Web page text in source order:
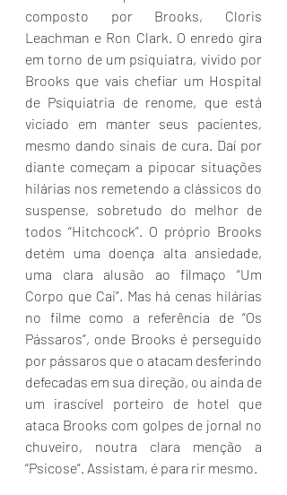
composto por Brooks, Cloris
Leachman e Ron Clark. O enredo gira
em torno de um psiquiatra, vivido por
Brooks que vais chefiar um Hospital
de Psiquiatria de renome, que está
viciado em manter seus pacientes,
mesmo dando sinais de cura. Daí por
diante começam a pipocar situações
hilárias nos remetendo a clássicos do
suspense, sobretudo do melhor de
todos “Hitchcock”. O próprio Brooks
detém uma doença alta ansiedade,
uma clara alusão ao filmaço “Um
Corpo que Cai”. Mas há cenas hilárias
no filme como a referência de “Os
Pássaros”, onde Brooks é perseguido
por pássaros que o atacam desferindo
defecadas em sua direção, ou ainda de
um irascível porteiro de hotel que
ataca Brooks com golpes de jornal no
chuveiro, noutra clara menção a
“Psicose”. Assistam, é para rir mesmo.